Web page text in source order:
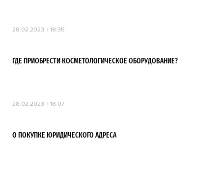
28.02.2023 18:35
ГДЕ ПРИОБРЕСТИ КОСМЕТОЛОГИЧЕСКОЕ ОБОРУДОВАНИЕ?
28.02.2023 18:07
О ПОКУПКЕ ЮРИДИЧЕСКОГО АДРЕСА